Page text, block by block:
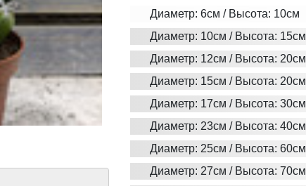
Диаметр: 6см / Высота: 10см
Диаметр: 10см / Высота: 15см
Диаметр: 12см / Высота: 20см
Диаметр: 15см / Высота: 20см
Диаметр: 17см / Высота: 30см
Диаметр: 23см / Высота: 40см
Диаметр: 25см / Высота: 60см
Диаметр: 27см / Высота: 70см